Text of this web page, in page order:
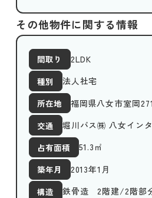
その他物件に関する情報
間取り
2LDK
種別
法人社宅
所在地
福岡県八女市室岡271
交通
堀川バス㈱ 八女イン
占有面積
51.3 ㎡
築年月
2013年1月
構造
鉄骨造 2階建/2階部